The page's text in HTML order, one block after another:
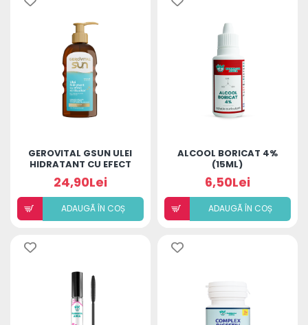
GEROVITAL GSUN ULEI
HIDRATANT CU EFECT
STRALUCITOR 150ML
24,90Lei
ADAUGÃ ÎN COȘ
ALCOOL BORICAT 4%
(15ML)
6,50Lei
ADAUGÃ ÎN COȘ